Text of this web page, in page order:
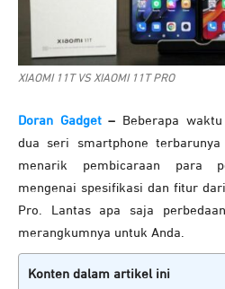
XIAOMI 11T VS XIAOMI 11T PRO
Doran Gadget– Beberapa
dua seri smartphone
menarik pembicaraan para
mengenai spesifikasi dan fitur
Pro. Lantas apa saja
merangkumnya untuk Anda.
Konten dalam artikel ini